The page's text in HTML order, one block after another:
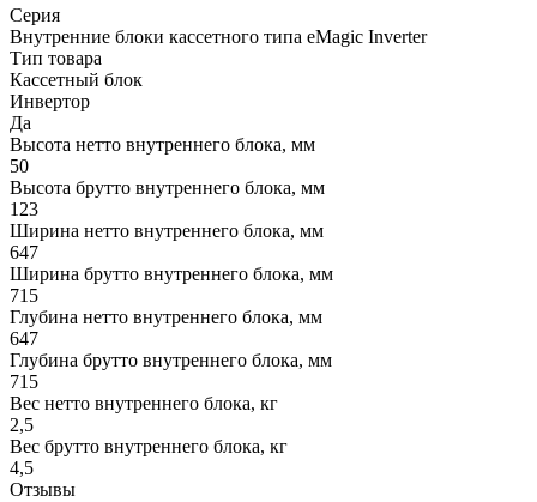
Серия
Внутренние блоки кассетного типа eMagic Inverter
Тип товара
Кассетный блок
Инвертор
Да
Высота нетто внутреннего блока, мм
50
Высота брутто внутреннего блока, мм
123
Ширина нетто внутреннего блока, мм
647
Ширина брутто внутреннего блока, мм
715
Глубина нетто внутреннего блока, мм
647
Глубина брутто внутреннего блока, мм
715
Вес нетто внутреннего блока, кг
2,5
Вес брутто внутреннего блока, кг
4,5
Отзывы